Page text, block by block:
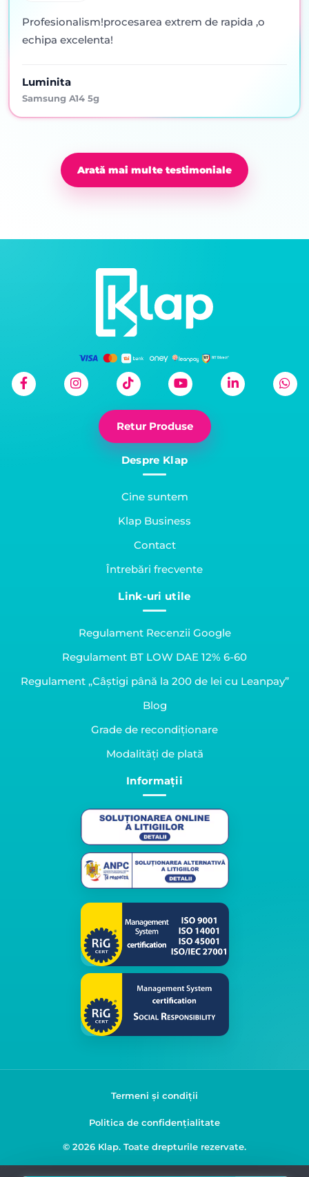
Profesionalism!procesarea extrem de rapida ,o
echipa excelenta!
Luminita
Samsung A14 5g
Arată mai multe testimoniale
Retur Produse
Despre Klap
Cine suntem
Klap Business
Contact
Întrebări frecvente
Link-uri utile
Regulament Recenzii Google
Regulament BT LOW DAE 12% 6-60
Regulament „Câștigi până la 200 de lei cu Leanpay”
Blog
Grade de recondiționare
Modalități de plată
Informații
Termeni și condiții
Politica de confidențialitate
© 2026 Klap. Toate drepturile rezervate.